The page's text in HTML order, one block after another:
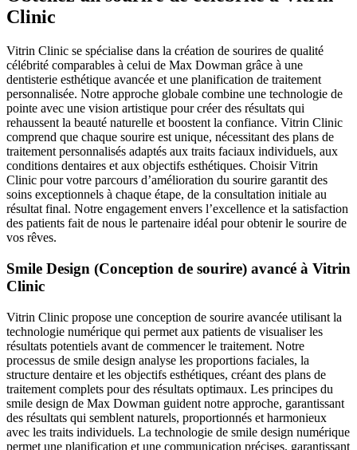
Clinic
Vitrin Clinic se spécialise dans la création de sourires de qualité
célébrité comparables à celui de Max Dowman grâce à une
dentisterie esthétique avancée et une planification de traitement
personnalisée. Notre approche globale combine une technologie de
pointe avec une vision artistique pour créer des résultats qui
rehaussent la beauté naturelle et boostent la confiance. Vitrin Clinic
comprend que chaque sourire est unique, nécessitant des plans de
traitement personnalisés adaptés aux traits faciaux individuels, aux
conditions dentaires et aux objectifs esthétiques. Choisir Vitrin
Clinic pour votre parcours d’amélioration du sourire garantit des
soins exceptionnels à chaque étape, de la consultation initiale au
résultat final. Notre engagement envers l’excellence et la satisfaction
des patients fait de nous le partenaire idéal pour obtenir le sourire de
vos rêves.
Smile Design (Conception de sourire) avancé à Vitrin
Clinic
Vitrin Clinic propose une conception de sourire avancée utilisant la
technologie numérique qui permet aux patients de visualiser les
résultats potentiels avant de commencer le traitement. Notre
processus de smile design analyse les proportions faciales, la
structure dentaire et les objectifs esthétiques, créant des plans de
traitement complets pour des résultats optimaux. Les principes du
smile design de Max Dowman guident notre approche, garantissant
des résultats qui semblent naturels, proportionnés et harmonieux
avec les traits individuels. La technologie de smile design numérique
permet une planification et une communication précises, garantissant